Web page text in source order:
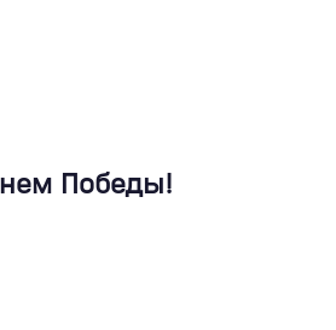
Победы!